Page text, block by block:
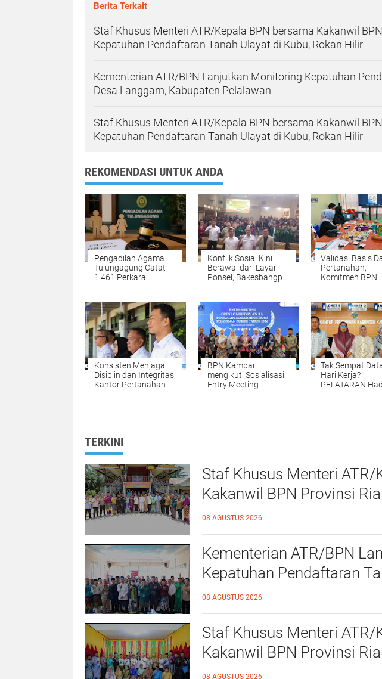
Berita Terkait
Staf Khusus Menteri ATR/Kepala BPN bersama Kakanwil
Kepatuhan Pendaftaran Tanah Ulayat di Kubu, Rokan Hilir
Kementerian ATR/BPN Lanjutkan Monitoring Kepatuhan
Desa Langgam, Kabupaten Pelalawan
Staf Khusus Menteri ATR/Kepala BPN bersama Kakanwil
Kepatuhan Pendaftaran Tanah Ulayat di Kubu, Rokan Hilir
REKOMENDASI UNTUK ANDA
Pengadilan Agama
Tulungagung Catat
1.461 Perkara
Ekonomi dan Zina
Jadi Alasan
Konflik Sosial Kini
Berawal dari Layar
Ponsel, Bakesbangpol
AI Deepfake
Validasi Basis
Pertanahan,
Komitmen BPN
yang Tepat dan
Akurat Halo
Konsisten Menjaga
Disiplin dan Integritas,
Kantor Pertanahan
BPN Kampar
mengikuti Sosialisasi
Entry Meeting
Tak Sempat
Hari Kerja?
PELATARAN
TERKINI
Staf Khusus Menteri ATR/
Kakanwil BPN Provinsi
Kepatuhan Pendaftaran
Rokan Hilir
08 AGUSTUS 2026
Kementerian ATR/BPN
Kepatuhan Pendaftaran
Langgam, Kabupaten
08 AGUSTUS 2026
Staf Khusus Menteri ATR/
Kakanwil BPN Provinsi
Kepatuhan Pendaftaran
08 AGUSTUS 2026